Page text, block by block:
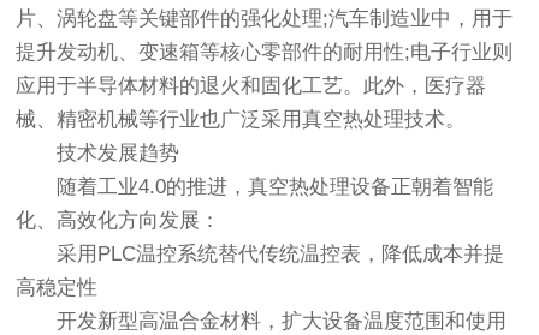
片、涡轮盘等关键部件的强化处理;汽车制造业中，用于
提升发动机、变速箱等核心零部件的耐用性;电子行业则
应用于半导体材料的退火和固化工艺。此外，医疗器
械、精密机械等行业也广泛采用真空热处理技术。
技术发展趋势
随着工业4.0的推进，真空热处理设备正朝着智能
化、高效化方向发展：
采用PLC温控系统替代传统温控表，降低成本并提
高稳定性
开发新型高温合金材料，扩大设备温度范围和使用